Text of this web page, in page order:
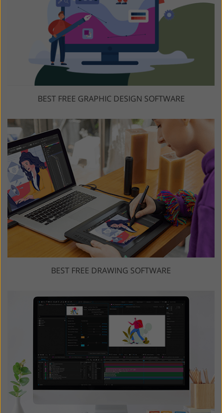
BEST FREE GRAPHIC DESIGN SOFTWARE
BEST FREE DRAWING SOFTWARE